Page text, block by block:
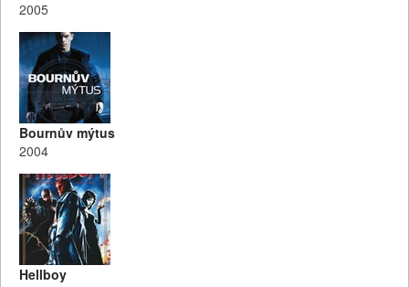
2005
Bournův mýtus
2004
Hellboy